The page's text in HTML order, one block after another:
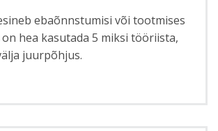
ebaõnnstumisi või tootmises
hea kasutada 5 miksi tööriista,
juurpõhjus.